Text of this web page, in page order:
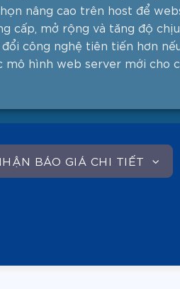
nâng cao trên host để
cấp, mở rộng và tăng độ
công nghệ tiên tiến hơn
mô hình web server mới cho
BÁO GIÁ CHI TIẾT